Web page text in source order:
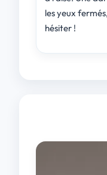
les yeux
hésiter !